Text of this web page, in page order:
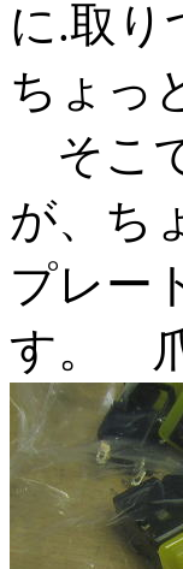
に.取り
ちょっ
そこ
が、ち
プレー
す。